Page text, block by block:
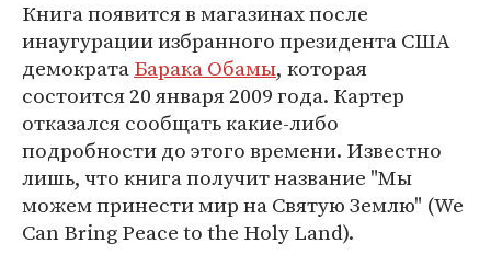
Книга появится в магазинах после
инаугурации избранного президента США
демократаБарака Обамы, которая
состоится 20 января 2009 года. Картер
отказался сообщать какие-либо
подробности до этого времени. Известно
лишь, что книга получит название "Мы
можем принести мир на Святую Землю" (We
Can Bring Peace to the Holy Land).